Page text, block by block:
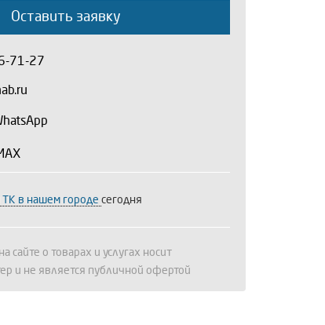
Оставить заявку
71-27
в нашем городе сегодня
сайте о товарах и услугах носит
и не является публичной офертой